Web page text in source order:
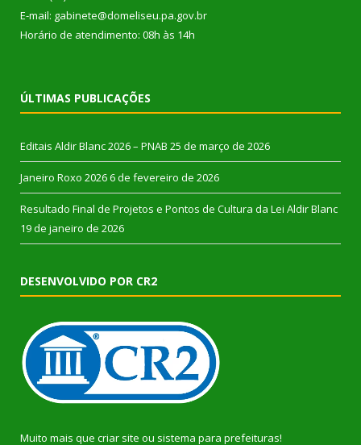
E-mail: gabinete@domeliseu.pa.gov.br
Horário de atendimento: 08h às 14h
ÚLTIMAS PUBLICAÇÕES
Editais Aldir Blanc 2026 – PNAB 25 de março de 2026
Janeiro Roxo 2026 6 de fevereiro de 2026
Resultado Final de Projetos e Pontos de Cultura da Lei Aldir Blanc
19 de janeiro de 2026
DESENVOLVIDO POR CR2
Muito mais que criar site ou sistema para prefeituras!